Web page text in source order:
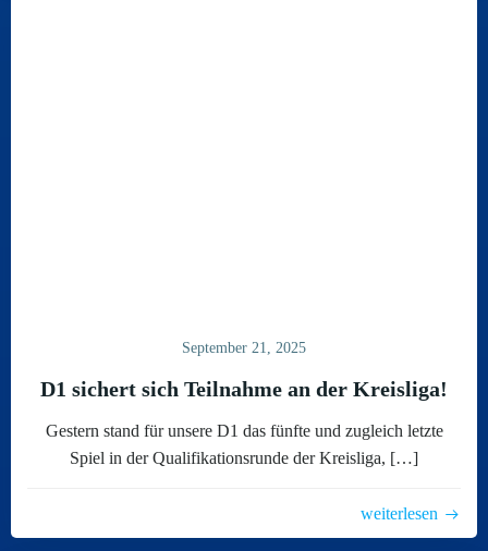
September 21, 2025
D1 sichert sich Teilnahme an der Kreisliga!
Gestern stand für unsere D1 das fünfte und zugleich letzte
Spiel in der Qualifikationsrunde der Kreisliga, […]
weiterlesen